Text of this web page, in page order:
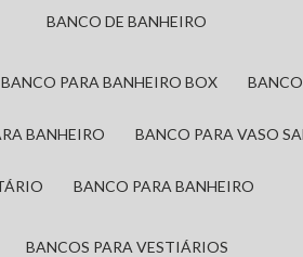
BANCO DE BANHEIRO
BANCO PARA BANHEIRO BOX
BANHEIRO BANCO PARA VASO
BANCO PARA BANHEIRO
BANCOS PARA VESTIÁRIOS